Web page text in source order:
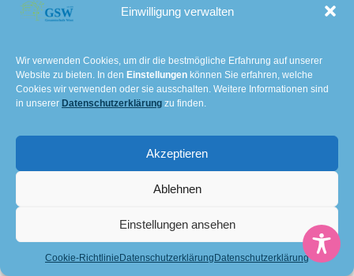
Einwilligung verwalten
Wir verwenden Cookies, um dir die bestmögliche Erfahrung auf unserer
Website zu bieten. In den Einstellungen können Sie erfahren, welche
Cookies wir verwenden oder sie ausschalten. Weitere Informationen sind
in unserer Datenschutzerklärung zu finden.
Akzeptieren
Ablehnen
Einstellungen ansehen
Cookie-Richtlinie Datenschutzerklärung Datenschutzerklärung
Am 24. März 2025 fand der Praktikumsmarkt der
Read more